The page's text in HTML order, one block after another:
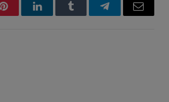
PinterestLinkedInTumblr TelegramEmail